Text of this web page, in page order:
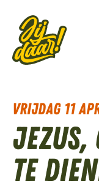
vrijdag 11
Jezus,
te